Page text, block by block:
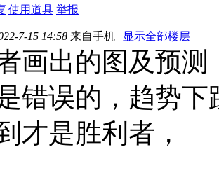
使用道具 举报
7-15 14:58 来自手机 | 显示全部楼层
画出的图及预
错误的，趋势
才是胜利者，